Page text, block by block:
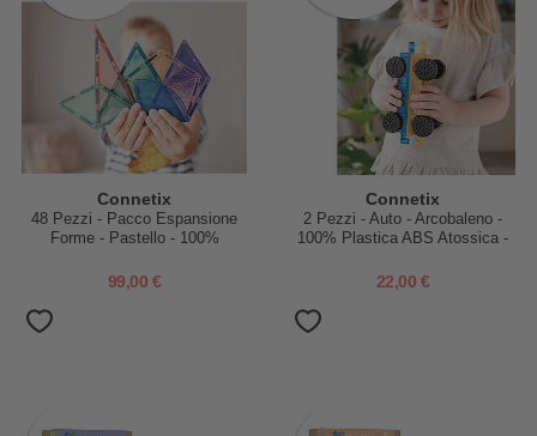
Connetix
48 Pezzi - Pacco Espansione
Forme - Pastello - 100%
Apprendimento STEM!
99,00 €
Connetix
2 Pezzi - Auto - Arcobaleno -
100% Plastica ABS Atossica -
22,00 €